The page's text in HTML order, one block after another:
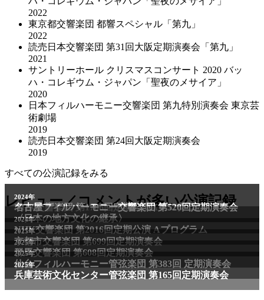
2022
東京都交響楽団 都響スペシャル「第九」
2022
読売日本交響楽団 第31回大阪定期演奏会「第九」
2021
サントリーホール クリスマスコンサート 2020 バッ
ハ・コレギウム・ジャパン「聖夜のメサイア」
2020
日本フィルハーモニー交響楽団 第九特別演奏会 東京芸
術劇場
2019
読売日本交響楽団 第24回大阪定期演奏会
2019
すべての公演記録をみる
レビュー／コメントが多い公演記録
2011年
NHK交響楽団 第1706回定期公演Aプログラム
2024年
名古屋フィルハーモニー交響楽団 第520回定期演奏会
〈日本の地方文化の継承〉
2024年
NHK交響楽団 第2016回定期公演 Aプログラム
2025年
京都市交響楽団 第699回定期演奏会
2025年
群馬交響楽団 第608回定期演奏会
2025年
仙台フィルハーモニー管弦楽団 第383回 定期演奏会
2025年
兵庫芸術文化センター管弦楽団 第165回定期演奏会